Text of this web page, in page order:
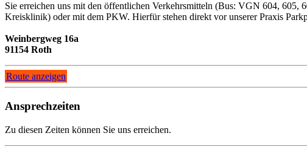
Sie erreichen uns mit den öffentlichen Verkehrsmitteln (Bus: VGN 604,
Kreisklinik) oder mit dem PKW. Hierfür stehen direkt vor unserer Praxis
Weinbergweg 16a
91154 Roth
Route anzeigen
Ansprechzeiten
Zu diesen Zeiten können Sie uns erreichen.